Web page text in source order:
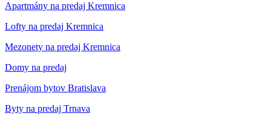
Apartmány na predaj Kremnica
Lofty na predaj Kremnica
Mezonety na predaj Kremnica
Domy na predaj
Prenájom bytov Bratislava
Byty na predaj Trnava